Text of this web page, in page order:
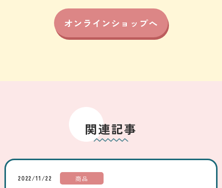
オンラインショップへ
関連記事
2022/11/22 商品